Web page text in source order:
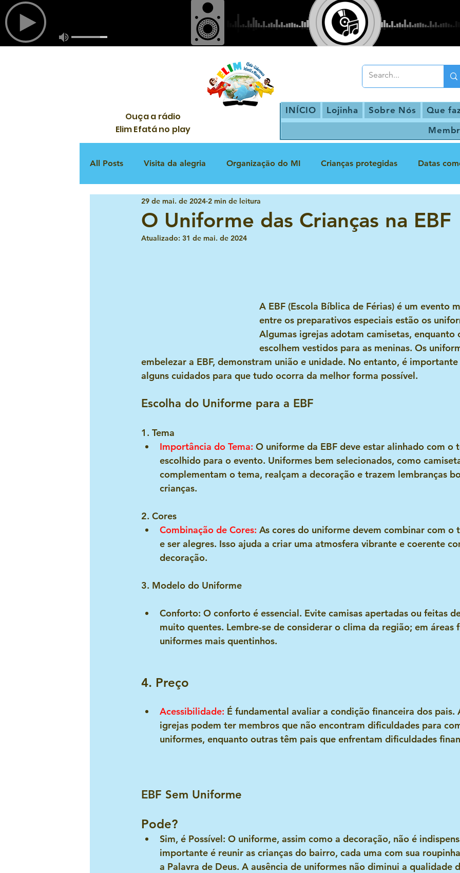
Ouça a rádio
Elim Efatá no play
INÍCIO Lojinha Sobre Nós Que
All Posts Visita da alegria Organização do MI Crianças protegidas Datas
Culto infantil Louvor Escola Bíblica Dominical
DIA DOS AVÓS Dia dos pais Ministração infantil
Devocionais para o líder infantil Bibliologia Infantil
O Uniforme das Crianças na EBF
29 de mai. de 2024 2 min de leitura
Atualizado: 31 de mai. de 2024
A EBF (Escola Bíblica de Férias) é um evento
entre os preparativos especiais estão os
Algumas igrejas adotam camisetas, enquanto
escolhem vestidos para as meninas. Os
embelezar a EBF, demonstram união e unidade. No entanto, é
alguns cuidados para que tudo ocorra da melhor forma possível.
Escolha do Uniforme para a EBF
1. Tema
Importância do Tema: O uniforme da EBF deve estar alinhado com o
escolhido para o evento. Uniformes bem selecionados, como
complementam o tema, realçam a decoração e trazem lembranças
crianças.
2. Cores
Combinação de Cores: As cores do uniforme devem combinar com o
e ser alegres. Isso ajuda a criar uma atmosfera vibrante e coerente
decoração.
3. Modelo do Uniforme
Conforto: O conforto é essencial. Evite camisas apertadas ou feitas
muito quentes. Lembre-se de considerar o clima da região; em áreas
uniformes mais quentinhos.
4. Preço
Acessibilidade: É fundamental avaliar a condição financeira dos pais.
igrejas podem ter membros que não encontram dificuldades para
uniformes, enquanto outras têm pais que enfrentam dificuldades
EBF Sem Uniforme
Pode?
Sim, é Possível: O uniforme, assim como a decoração, não é
importante é reunir as crianças do bairro, cada uma com sua
a Palavra de Deus. A ausência de uniformes não diminui a qualidade